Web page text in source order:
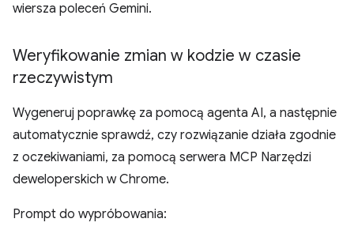
wiersza poleceń Gemini.
Weryfikowanie zmian w kodzie w czasie
rzeczywistym
Wygeneruj poprawkę za pomocą agenta AI, a następnie
automatycznie sprawdź, czy rozwiązanie działa zgodnie
z oczekiwaniami, za pomocą serwera MCP Narzędzi
deweloperskich w Chrome.
Prompt do wypróbowania: